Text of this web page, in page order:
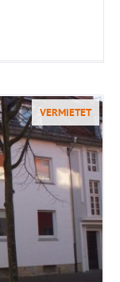
VERMIETET